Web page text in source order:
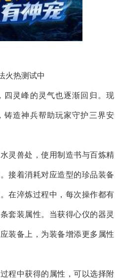
火热测试中
四灵峰的灵气也逐渐回归。现
铸造神兵帮助玩家守护三界安
灵兽处，使用制造书与百炼精
接着消耗对应造型的珍品装备
在淬炼过程中，每次操作都有
套装属性。当获得心仪的器灵
装备上，为装备增添更多属性
程中获得的属性，可以选择附